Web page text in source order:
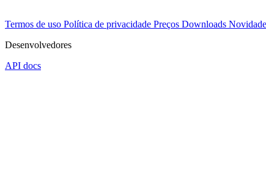
Termos de uso Política de privacidade Preços Downloads
Desenvolvedores
API docs